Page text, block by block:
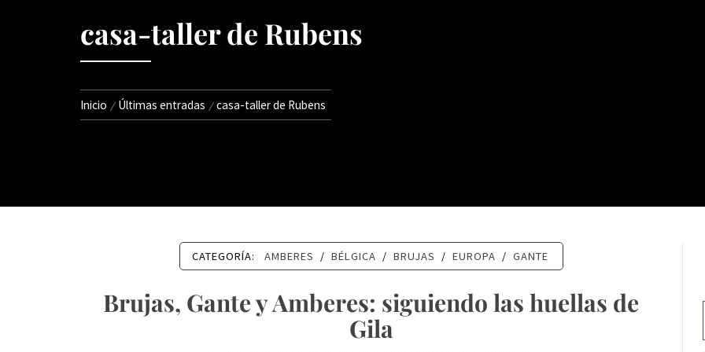
casa-taller de Rubens
Inicio Últimas entradas casa-taller de Rubens
CATEGORÍA: AMBERES / BÉLGICA / BRUJAS / EUROPA / GANTE
Brujas, Gante y Amberes: siguiendo las huellas de
Gila